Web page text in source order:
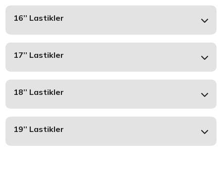
16’’ Lastikler
17’’ Lastikler
18’’ Lastikler
19’’ Lastikler